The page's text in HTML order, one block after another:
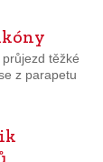
těžké
z parapetu